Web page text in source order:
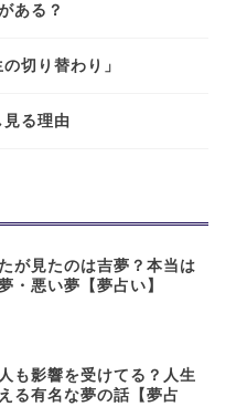
ある？
切り替わり」
る理由
が見たのは吉夢？本当は
・悪い夢【夢占い】
も影響を受けてる？人生
る有名な夢の話【夢占